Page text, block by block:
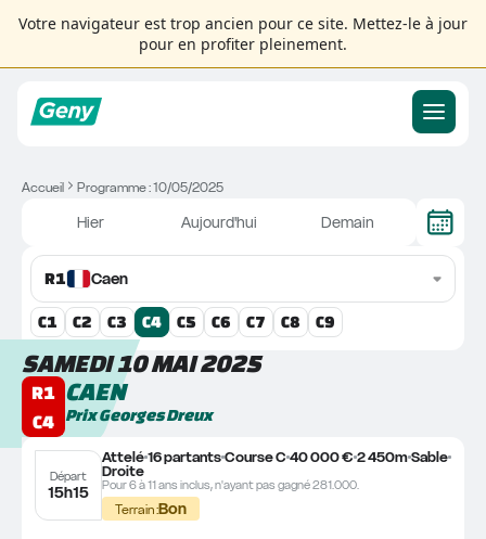
Votre navigateur est trop ancien pour ce site. Mettez-le à jour
pour en profiter pleinement.
Accueil Programme : 10/05/2025
Hier Aujourd'hui Demain
R1 Caen
C1 C2 C3 C4 C5 C6 C7 C8 C9
SAMEDI 10 MAI 2025
R1
C4
CAEN
Prix Georges Dreux
Départ
15h15
Attelé16 partantsCourse C40 000 € 2 450mSable
Droite
Pour 6 à 11 ans inclus, n'ayant pas gagné 281.000.
Terrain :Bon